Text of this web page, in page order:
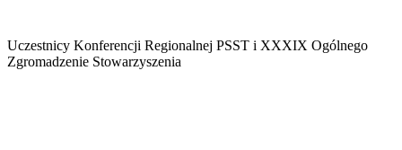
Uczestnicy Konferencji Regionalnej PSST i XXXIX Ogólnego
Zgromadzenie Stowarzyszenia